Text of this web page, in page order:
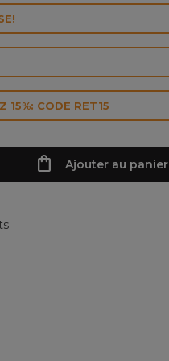
15%: CODE RET15
Ajouter au panier